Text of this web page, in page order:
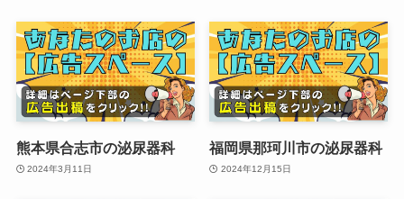
熊本県合志市の泌尿器科
2024年3月11日
福岡県那珂川市の泌尿器科
2024年12月15日